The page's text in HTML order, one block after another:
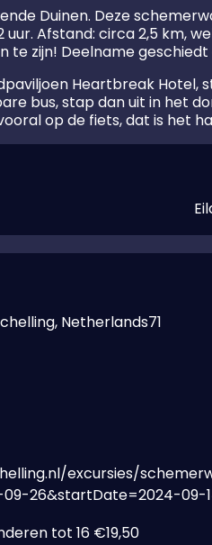
Duinen. Deze
Afstand: circa 2,5 km,
te zijn! Deelname geschiedt
Heartbreak Hotel,
bus, stap dan uit in het
op de fiets, dat is het
Netherlands71
excursies/
26&startDate=2024-09-
tot 16 €19,50